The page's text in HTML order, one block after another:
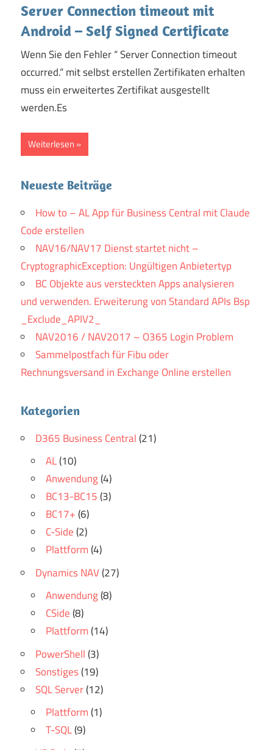
Server Connection timeout mit
Android – Self Signed Certificate
Wenn Sie den Fehler “ Server Connection timeout
occurred.“ mit selbst erstellen Zertifikaten erhalten
muss ein erweitertes Zertifikat ausgestellt
werden.Es
Weiterlesen
Neueste Beiträge
How to – AL App für Business Central mit Claude
Code erstellen
NAV16/NAV17 Dienst startet nicht –
CryptographicException: Ungültigen Anbietertyp
BC Objekte aus versteckten Apps analysieren
und verwenden. Erweiterung von Standard APIs Bsp
_Exclude_APIV2_
NAV2016 / NAV2017 – O365 Login Problem
Sammelpostfach für Fibu oder
Rechnungsversand in Exchange Online erstellen
Kategorien
D365 Business Central(21)
AL(10)
Anwendung(4)
BC13-BC15(3)
BC17+(6)
C-Side(2)
Plattform(4)
Dynamics NAV(27)
Anwendung(8)
CSide(8)
Plattform(14)
PowerShell(3)
Sonstiges(19)
SQL Server(12)
Plattform(1)
T-SQL(9)